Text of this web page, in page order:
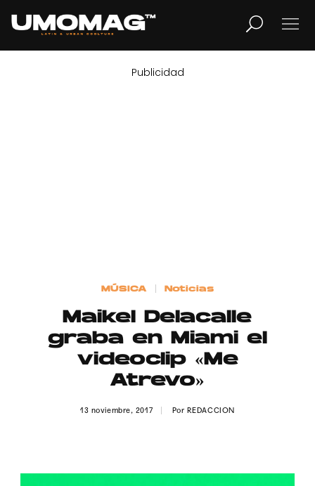
LIFESTYLE
Contacto
Aviso Legal
Publicidad
MÚSICA Noticias
Maikel Delacalle
graba en Miami el
videoclip «Me
Atrevo»
13 noviembre, 2017 Por REDACCION